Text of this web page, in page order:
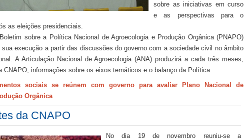
sobre as iniciativas em curso
e as perspectivas para o
as eleições presidenciais.
sobre a Política Nacional de Agroecologia e Produção Orgânica (PNAPO)
sua execução a partir das discussões do governo com a sociedade civil no âmbito
A Articulação Nacional de Agroecologia (ANA) produzirá a cada três meses,
CNAPO, informações sobre os eixos temáticos e o balanço da Política.
sociais se reúnem com governo para avaliar Plano Nacional de
Orgânica
da CNAPO
No dia 19 de novembro reuniu-se a